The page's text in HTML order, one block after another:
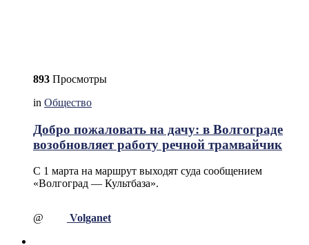
893 Просмотры
in Общество
Добро пожаловать на дачу: в Волгограде
возобновляет работу речной трамвайчик
С 1 марта на маршрут выходят суда сообщением
«Волгоград — Культбаза».
@ Volganet